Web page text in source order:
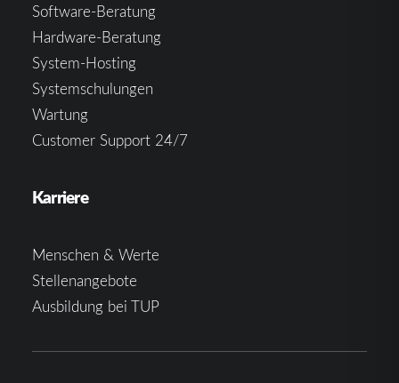
Software-Beratung
Hardware-Beratung
System-Hosting
Systemschulungen
Wartung
Customer Support 24/7
Karriere
Menschen & Werte
Stellenangebote
Ausbildung bei TUP